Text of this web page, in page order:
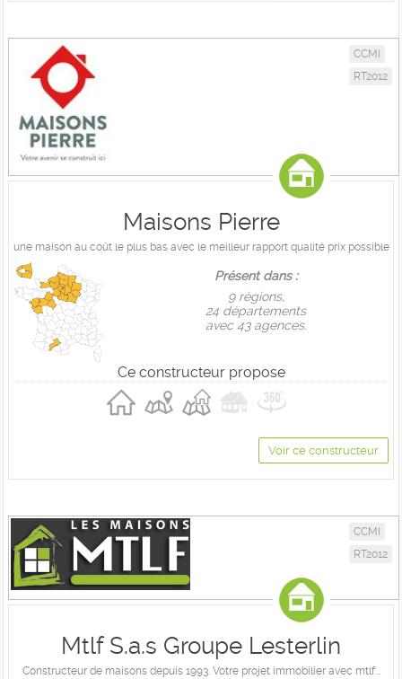
CCMI
RT2012
Maisons Pierre
une maison au coût le plus bas avec le meilleur rapport qualité prix possible
Présent dans :
9 règions,
24 départements
avec 43 agences.
Ce constructeur propose
Voir ce constructeur
CCMI
RT2012
Mtlf S.a.s Groupe Lesterlin
Constructeur de maisons depuis 1993. Votre projet immobilier avec mtlf...